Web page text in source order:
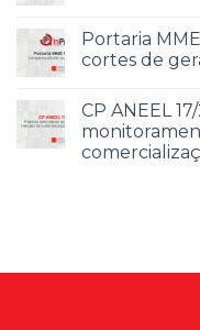
Portaria
cortes de
CP ANEEL